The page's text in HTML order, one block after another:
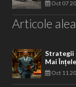
Oct 07
Articole
Strategii
Mai
Oct 11